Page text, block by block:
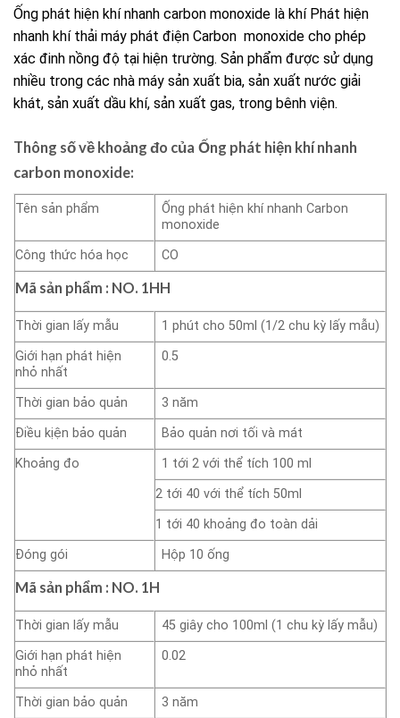
Ống phát hiện khí nhanh carbon monoxide là khí Phát hiện
nhanh khí thải máy phát điện Carbon monoxide cho phép
xác đinh nồng độ tại hiện trường. Sản phẩm được sử dụng
nhiều trong các nhà máy sản xuất bia, sản xuất nước giải
khát, sản xuất dầu khí, sản xuất gas, trong bênh viện.
Thông số về khoảng đo của Ống phát hiện khí nhanh
carbon monoxide:
Tên sản phẩm
Ống phát hiện khí nhanh Carbon
monoxide
Công thức hóa học
CO
Mã sản phẩm : NO. 1HH
Thời gian lấy mẫu
1 phút cho 50ml (1/2 chu kỳ lấy mẫu)
Giới hạn phát hiện
nhỏ nhất
0.5
Thời gian bảo quản
3 năm
Điều kịện bảo quản
Bảo quản nơi tối và mát
Khoảng đo
1 tới 2 với thể tích 100 ml
2 tới 40 với thể tích 50ml
1 tới 40 khoảng đo toàn dải
Đóng gói
Hộp 10 ống
Mã sản phẩm : NO. 1H
Thời gian lấy mẫu
45 giây cho 100ml (1 chu kỳ lấy mẫu)
Giới hạn phát hiện
nhỏ nhất
0.02
Thời gian bảo quản 3 năm